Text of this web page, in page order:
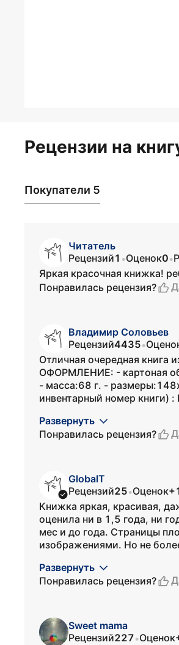
Рецензии на
Покупатели 5
Читатель
Рецензий1 •Оценок0•
Яркая красочная книжка!
Понравилась рецензия?
Владимир Соловьев
Рецензий4435•
Отличная очередная книга
ОФОРМЛЕНИЕ: - картоная
- масса:68 г. -
инвентарный номер
Развернуть
Понравилась рецензия?
GlobalT
Рецензий25•Оценок
Книжка яркая, красивая,
оценила ни в 1,5 года, ни
мес и до года. Страницы
изображениями. Но не
Развернуть
Понравилась рецензия?
Sweet mama
Рецензий227•Оценок